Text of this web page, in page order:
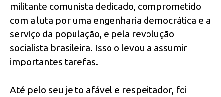
militante comunista dedicado, comprometido
com a luta por uma engenharia democrática e a
serviço da população, e pela revolução
socialista brasileira. Isso o levou a assumir
importantes tarefas.
Até pelo seu jeito afável e respeitador, foi